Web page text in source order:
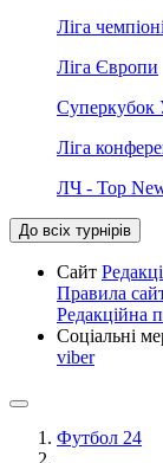
Ліга
Ліга Європи
Ліга
ЛЧ - Top
До всіх турнірів
Сайт
Правила
Редакційна
Соціальні
viber
Футбол 24